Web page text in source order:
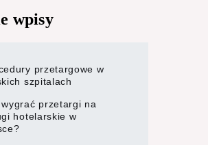
wpisy
przetargowe w
szpitalach
przetargi na
hotelarskie w